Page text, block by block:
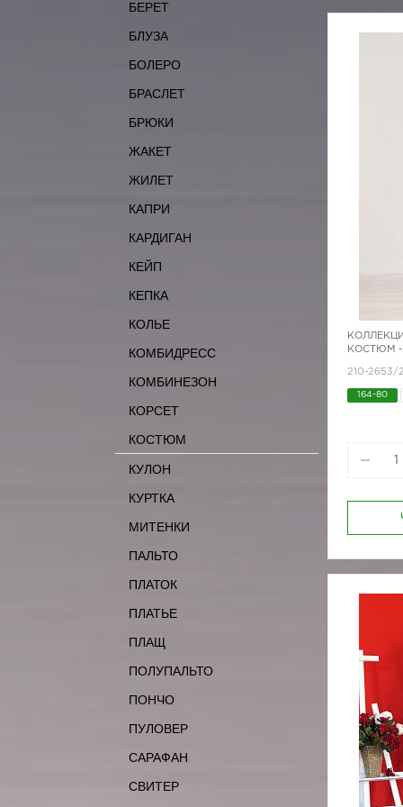
БЕРЕТ
БЛУЗА
БОЛЕРО
БРАСЛЕТ
БРЮКИ
ЖАКЕТ
ЖИЛЕТ
КАПРИ
КАРДИГАН
КЕЙП
КЕПКА
КОЛЬЕ
КОМБИДРЕСС
КОМБИНЕЗОН
КОРСЕТ
КОСТЮМ
КУЛОН
КУРТКА
МИТЕНКИ
ПАЛЬТО
ПЛАТОК
ПЛАТЬЕ
ПЛАЩ
ПОЛУПАЛЬТО
ПОНЧО
ПУЛОВЕР
САРАФАН
СВИТЕР
КОСТЮМ -
210-2653/
164-80